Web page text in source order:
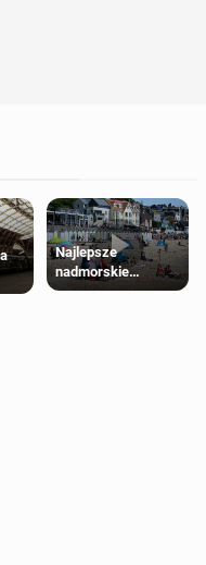
Najlepsze
nadmorskie
miasteczko blisko